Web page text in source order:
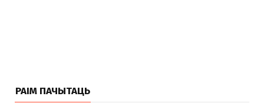
РАІМ ПАЧЫТАЦЬ